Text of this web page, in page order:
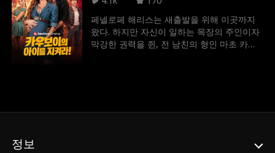
페넬로페 해리스는 새출발을 위해 이곳까지
왔다. 하지만 자신이 일하는 목장의 주인이자
막강한 권력을 쥔, 전 남친의 형인 마초 카우
정보